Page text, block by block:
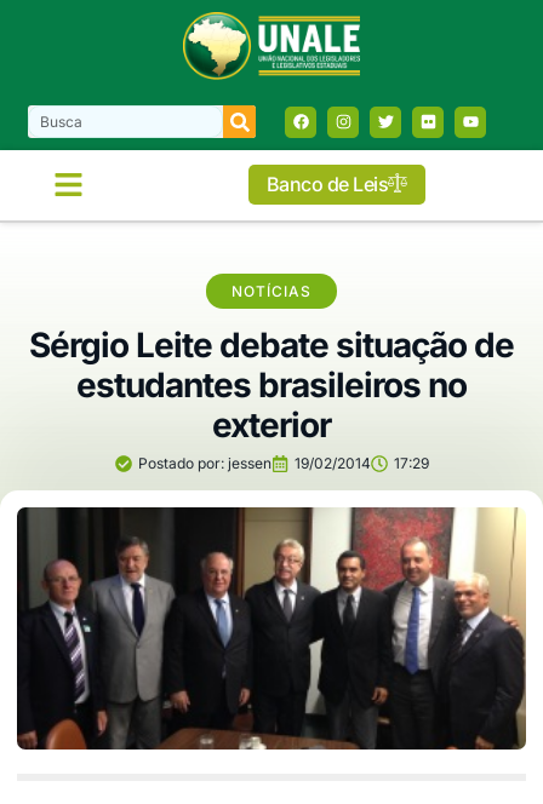
Banco de Leis
NOTÍCIAS
Sérgio Leite debate situação de
estudantes brasileiros no
exterior
Postado por:jessen 19/02/2014 17:29